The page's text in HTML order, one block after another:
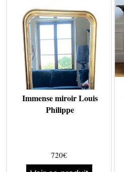
Immense miroir Louis
Philippe
720€